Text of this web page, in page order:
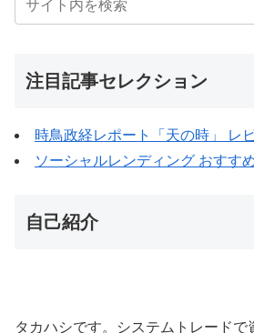
注目記事セレクション
時鳥政経レポート「天の時」 レ
ソーシャルレンディング おすす
自己紹介
タカハシです。システムトレード